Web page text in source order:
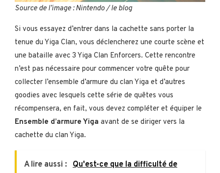
Source de l’image : Nintendo / le blog
Si vous essayez d’entrer dans la cachette sans porter la
tenue du Yiga Clan, vous déclencherez une courte scène et
une bataille avec 3 Yiga Clan Enforcers. Cette rencontre
n’est pas nécessaire pour commencer votre quête pour
collecter l’ensemble d’armure du clan Yiga et d’autres
goodies avec lesquels cette série de quêtes vous
récompensera, en fait, vous devez compléter et équiper le
Ensemble d’armure Yiga avant de se diriger vers la
cachette du clan Yiga.
A lire aussi : Qu'est-ce que la difficulté de